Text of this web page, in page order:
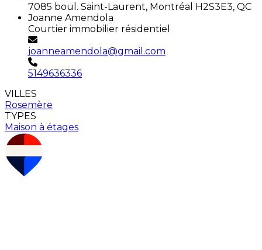
7085 boul. Saint-Laurent, Montréal H2S3E3, QC
Joanne Amendola
Courtier immobilier résidentiel
joanneamendola@gmail.com
5149636336
VILLES
Rosemère
TYPES
Maison à étages